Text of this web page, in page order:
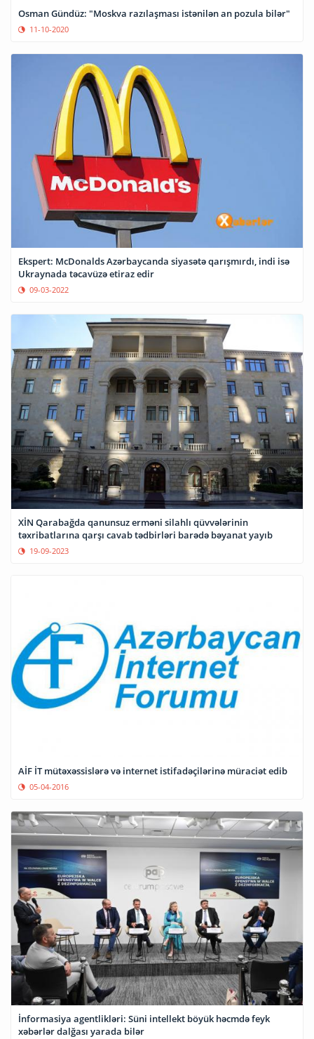
Osman Gündüz: "Moskva razılaşması istənilən an pozula bilər"
11-10-2020
Ekspert: McDonalds Azərbaycanda siyasətə qarışmırdı, indi isə
Ukraynada təcavüzə etiraz edir
09-03-2022
XİN Qarabağda qanunsuz erməni silahlı qüvvələrinin
təxribatlarına qarşı cavab tədbirləri barədə bəyanat yayıb
19-09-2023
AİF İT mütəxəssislərə və internet istifadəçilərinə müraciət edib
05-04-2016
İnformasiya agentlikləri: Süni intellekt böyük həcmdə feyk
xəbərlər dalğası yarada bilər